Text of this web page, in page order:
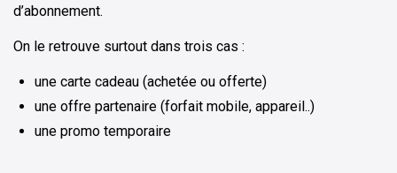
d’abonnement.
On le retrouve surtout dans trois cas :
une carte cadeau (achetée ou offerte)
une offre partenaire (forfait mobile, appareil..)
une promo temporaire